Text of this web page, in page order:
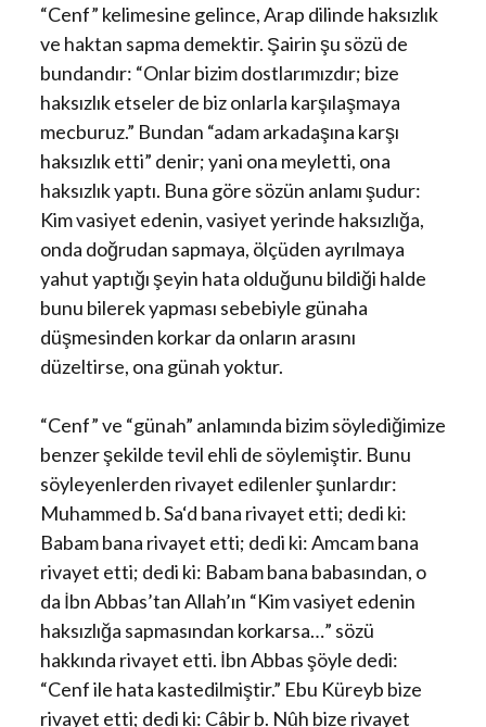
“Cenf” kelimesine gelince, Arap dilinde haksızlık
ve haktan sapma demektir. Şairin şu sözü de
bundandır: “Onlar bizim dostlarımızdır; bize
haksızlık etseler de biz onlarla karşılaşmaya
mecburuz.” Bundan “adam arkadaşına karşı
haksızlık etti” denir; yani ona meyletti, ona
haksızlık yaptı. Buna göre sözün anlamı şudur:
Kim vasiyet edenin, vasiyet yerinde haksızlığa,
onda doğrudan sapmaya, ölçüden ayrılmaya
yahut yaptığı şeyin hata olduğunu bildiği halde
bunu bilerek yapması sebebiyle günaha
düşmesinden korkar da onların arasını
düzeltirse, ona günah yoktur.
“Cenf” ve “günah” anlamında bizim söylediğimize
benzer şekilde tevil ehli de söylemiştir. Bunu
söyleyenlerden rivayet edilenler şunlardır:
Muhammed b. Sa‘d bana rivayet etti; dedi ki:
Babam bana rivayet etti; dedi ki: Amcam bana
rivayet etti; dedi ki: Babam bana babasından, o
da İbn Abbas’tan Allah’ın “Kim vasiyet edenin
haksızlığa sapmasından korkarsa…” sözü
hakkında rivayet etti. İbn Abbas şöyle dedi:
“Cenf ile hata kastedilmiştir.” Ebu Küreyb bize
rivayet etti; dedi ki: Câbir b. Nûh bize rivayet